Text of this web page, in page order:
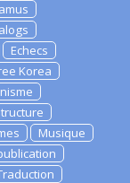
Echecs
Korea
Musique